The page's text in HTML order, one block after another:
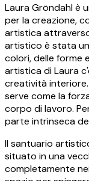
Laura Gröndahl è
per la creazione,
artistica
artistico è stata
colori, delle forme
artistica di Laura
creatività
serve come la
corpo di lavoro.
parte intrinseca
Il santuario
situato in una
completamente